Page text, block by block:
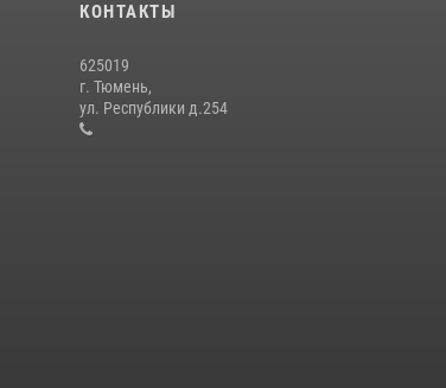
КОНТАКТЫ
625019
г. Тюмень,
ул. Республики д.254